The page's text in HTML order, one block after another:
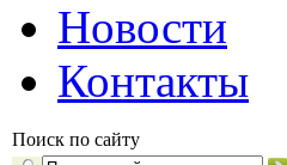
Новости
Контакты
Поиск по сайту